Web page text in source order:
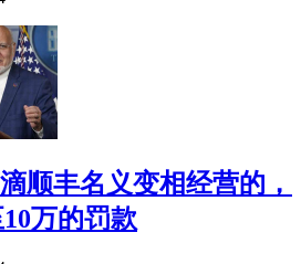
顺丰名义变相经营的，
万的罚款